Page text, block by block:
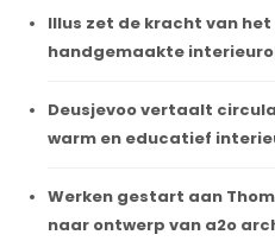
Illus zet de kracht van
handgemaakte
Deusjevoo vertaalt
warm en educatief
Werken gestart aan
naar ontwerp van a2o